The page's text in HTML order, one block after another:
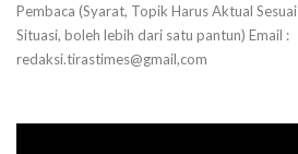
Pembaca (Syarat, Topik Harus Aktual Sesuai
Situasi, boleh lebih dari satu pantun) Email :
redaksi.tirastimes@gmail,com